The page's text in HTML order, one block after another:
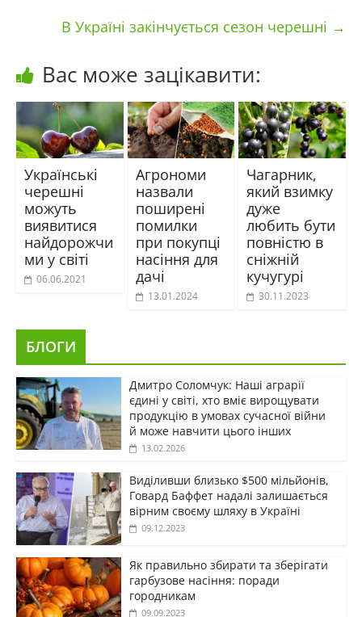
В Україні закінчується сезон черешні →
Вас може зацікавити:
Українські
черешні
можуть
виявитися
найдорожчи
ми у світі
06.06.2021
Агрономи
назвали
поширені
помилки
при покупці
насіння для
дачі
13.01.2024
Чагарник,
який взимку
дуже
любить бути
повністю в
сніжній
кучугурі
30.11.2023
БЛОГИ
Дмитро Соломчук: Наші аграрії
єдині у світі, хто вміє вирощувати
продукцію в умовах сучасної війни
й може навчити цього інших
13.02.2026
Виділивши близько $500 мільйонів,
Говард Баффет надалі залишається
вірним своєму шляху в Україні
09.12.2023
Як правильно збирати та зберігати
гарбузове насіння: поради
городникам
09.09.2023